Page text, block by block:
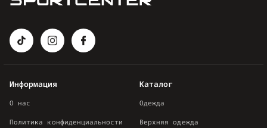
Каталог
Одежда
Верхняя одежда
Информация
О нас
Политика конфиденциальности